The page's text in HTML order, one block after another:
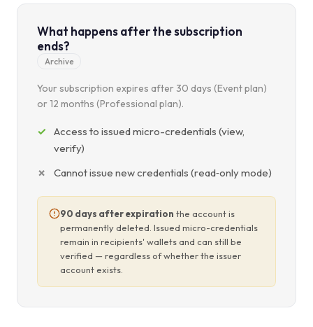
What happens after the subscription
ends?
Archive
Your subscription expires after 30 days (Event plan)
or 12 months (Professional plan).
Access to issued micro-credentials (view,
verify)
Cannot issue new credentials (read‑only mode)
90 days after expiration the account is
permanently deleted. Issued micro-credentials
remain in recipients' wallets and can still be
verified — regardless of whether the issuer
account exists.